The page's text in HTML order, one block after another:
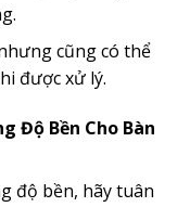
cũng có thể
được xử lý.
Độ Bền Cho Bàn
độ bền, hãy tuân